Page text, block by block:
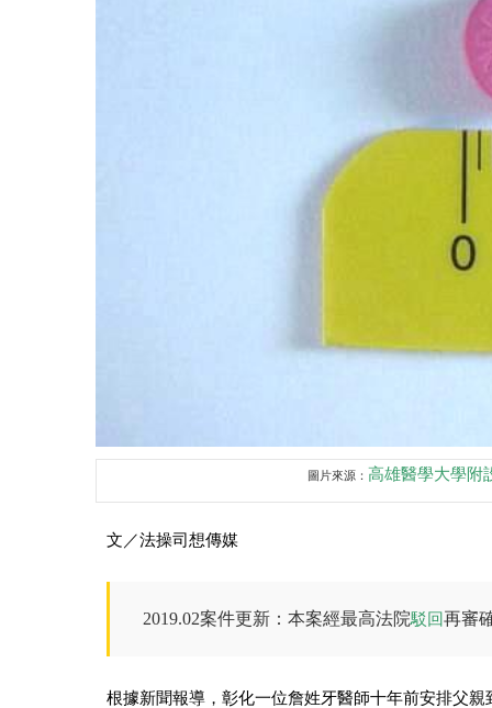
圖片來源： 高雄醫學大學附
文／法操司想傳媒
2019.02案件更新：本案經最高法院駁回再審
根據新聞報導，彰化一位詹姓牙醫師十年前安排父